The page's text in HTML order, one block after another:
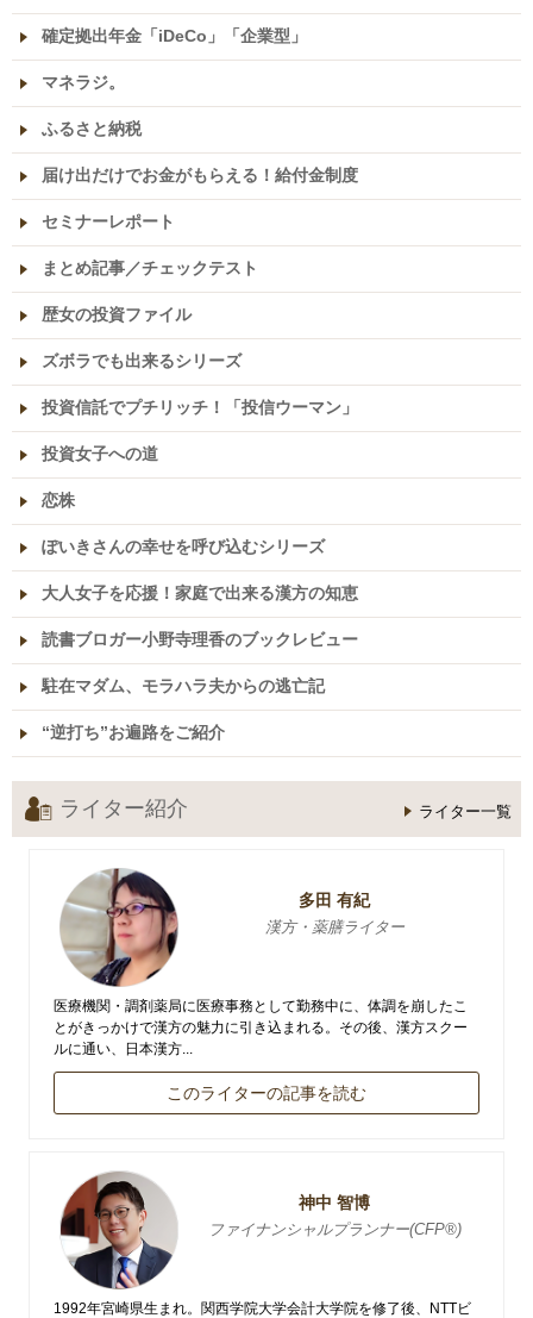
確定拠出年金「iDeCo」「企業型」
マネラジ。
ふるさと納税
届け出だけでお金がもらえる！給付金制度
セミナーレポート
まとめ記事／チェックテスト
歴女の投資ファイル
ズボラでも出来るシリーズ
投資信託でプチリッチ！「投信ウーマン」
投資女子への道
恋株
ぽいきさんの幸せを呼び込むシリーズ
大人女子を応援！家庭で出来る漢方の知恵
読書ブロガー小野寺理香のブックレビュー
駐在マダム、モラハラ夫からの逃亡記
“逆打ち”お遍路をご紹介
ライター紹介 ライター一覧
多田 有紀
漢方・薬膳ライター
医療機関・調剤薬局に医療事務として勤務中に、体調を崩したこ
とがきっかけで漢方の魅力に引き込まれる。その後、漢方スクー
ルに通い、日本漢方...
このライターの記事を読む
神中 智博
ファイナンシャルプランナー(CFP®)
1992年宮崎県生まれ。関西学院大学会計大学院を修了後、NTTビ